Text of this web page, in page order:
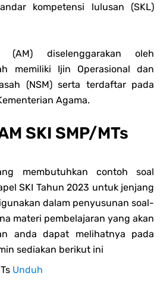
kompetensi lulusan (SKL)
(AM) diselenggarakan oleh
memiliki Ijin Operasional dan
(NSM) serta terdaftar pada
Agama.
SKI SMP/MTs
membutuhkan contoh soal
SKI Tahun 2023 untuk jenjang
dalam penyusunan soal-
materi pembelajaran yang akan
anda dapat melihatnya pada
sediakan berikut ini
Unduh